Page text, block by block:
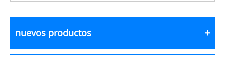
nuevos productos